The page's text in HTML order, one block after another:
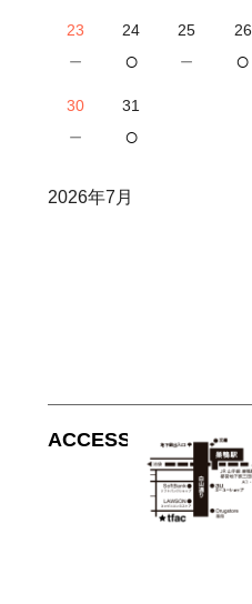
23
－
24
○
25
－
26
○
30
－
31
○
2026年7月
ACCESS